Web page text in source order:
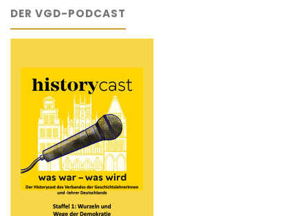
DER VGD-PODCAST